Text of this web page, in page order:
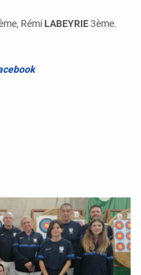
Rémi LABEYRIE3ème.